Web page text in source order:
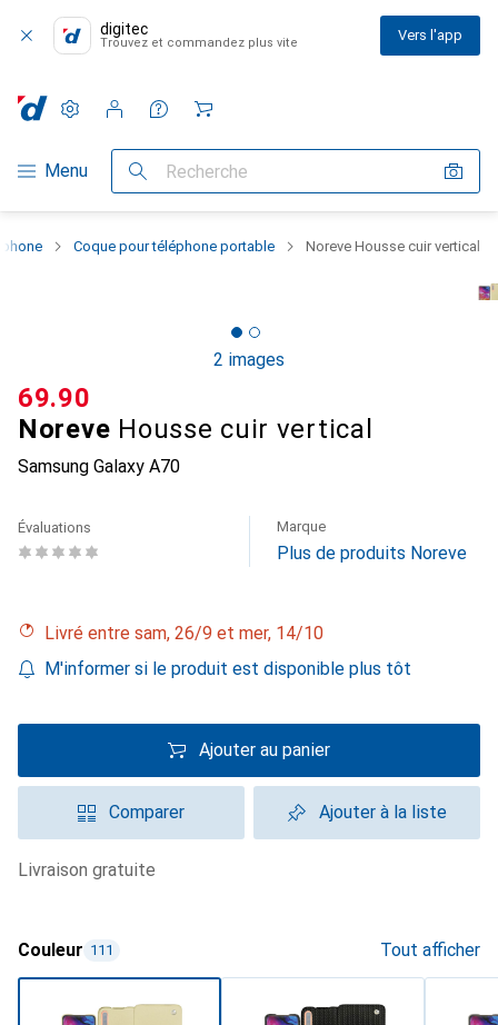
digitec
Trouvez et commandez plus vite Vers l'app
Navigation par catégorie
Menu Recherche
Paramètres
Compte client
Listes de comparaison
Listes d'envies
Panier
Coque pour téléphone portable Noreve Housse cuir vertical
2 images
Noreve Housse cuir vertical
Samsung Galaxy A70
CHF
69.90
Évaluations Marque
Plus de produits Noreve
Livré entre sam, 26/9 et mer, 14/10
M'informer si le produit est disponible plus tôt
Ajouter au panier
Comparer Ajouter à la liste
livraison gratuite
Couleur 111 Tout afficher